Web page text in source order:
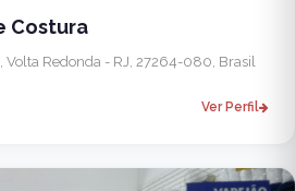
Costura
Volta Redonda - RJ, 27264-080, Brasil
Ver Perfil